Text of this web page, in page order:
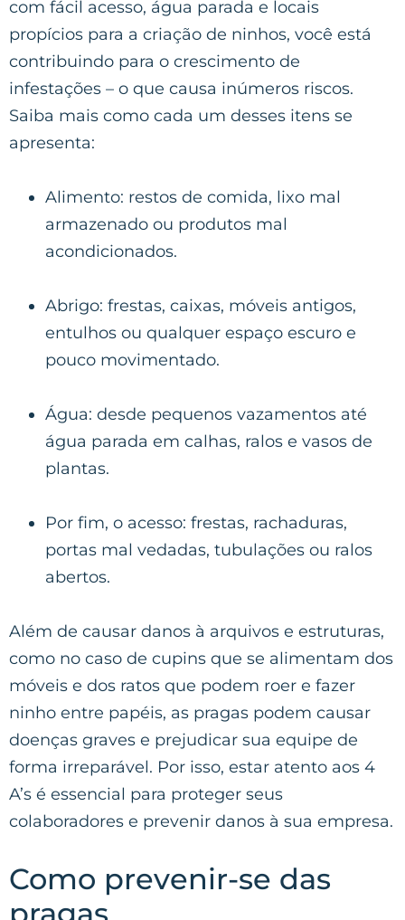
com fácil acesso, água parada e locais
propícios para a criação de ninhos, você está
contribuindo para o crescimento de
infestações – o que causa inúmeros riscos.
Saiba mais como cada um desses itens se
apresenta:
Alimento: restos de comida, lixo mal
armazenado ou produtos mal
acondicionados.
Abrigo: frestas, caixas, móveis antigos,
entulhos ou qualquer espaço escuro e
pouco movimentado.
Água: desde pequenos vazamentos até
água parada em calhas, ralos e vasos de
plantas.
Por fim, o acesso: frestas, rachaduras,
portas mal vedadas, tubulações ou ralos
abertos.
Além de causar danos à arquivos e estruturas,
como no caso de cupins que se alimentam dos
móveis e dos ratos que podem roer e fazer
ninho entre papéis, as pragas podem causar
doenças graves e prejudicar sua equipe de
forma irreparável. Por isso, estar atento aos 4
A’s é essencial para proteger seus
colaboradores e prevenir danos à sua empresa.
Como prevenir-se das